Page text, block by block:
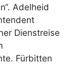
Adelheid
Dienstreise
Fürbitten